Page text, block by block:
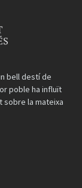
bell destí de
poble ha influït
sobre la mateixa